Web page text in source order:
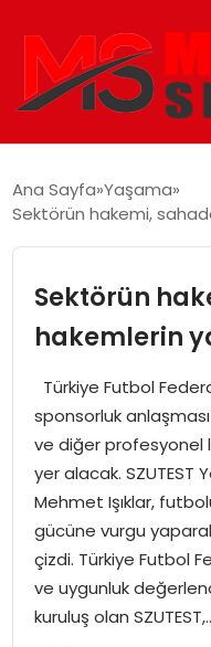
EĞITIM
TEKNOLOJI
GÜNCEL
Ana Sayfa Yaşama
Sektörün hakemi,
Sektörün
hakemlerin
Türkiye Futbol
sponsorluk
ve diğer profesyonel
yer alacak. SZUTEST
Mehmet Işıklar,
gücüne vurgu
çizdi. Türkiye Futbol
ve uygunluk
kuruluş olan